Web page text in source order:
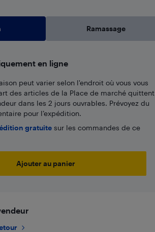
Ramassage
en ligne
peut varier selon l'endroit où vous vous
des articles de la Place de marché quittent
dans les 2 jours ouvrables. Prévoyez du
pour l’expédition.
gratuitesur les commandes de ce
Ajouter au panier